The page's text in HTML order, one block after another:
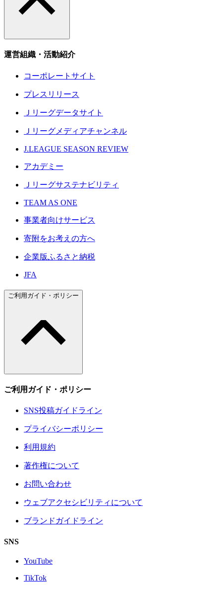
運営組織・活動紹介
コーポレートサイト
プレスリリース
Ｊリーグデータサイト
Ｊリーグメディアチャンネル
J.LEAGUE SEASON REVIEW
アカデミー
Ｊリーグサステナビリティ
TEAM AS ONE
事業者向けサービス
寄附をお考えの方へ
企業版ふるさと納税
JFA
ご利用ガイド・ポリシー
ご利用ガイド・ポリシー
SNS投稿ガイドライン
プライバシーポリシー
利用規約
著作権について
お問い合わせ
ウェブアクセシビリティについて
ブランドガイドライン
SNS
YouTube
TikTok